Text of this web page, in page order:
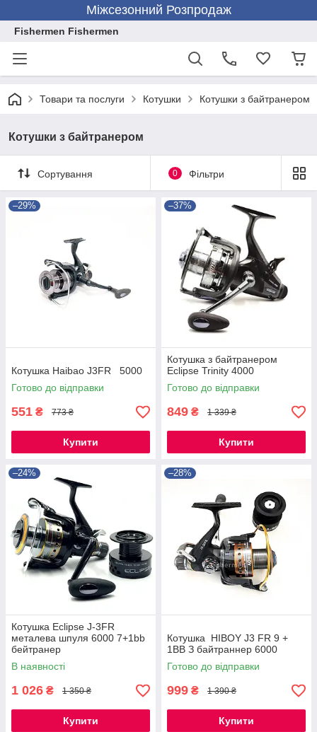
Міжсезонний Розпродаж
Fishermen Fishermen
Товари та послуги Котушки Котушки з байтранером
Котушки з байтранером
Сортування 0 Фільтри
–29%
Котушка Haibao J3FR 5000
Готово до відправки
551 ₴ 773 ₴
Купити
–37%
Котушка з байтранером
Eclipse Trinity 4000
Готово до відправки
849 ₴ 1 339 ₴
Купити
–24%
Котушка Eclipse J-3FR
металева шпуля 6000 7+1bb
бейтранер
В наявності
1 026 ₴ 1 350 ₴
Купити
–28%
Котушка HIBOY J3 FR 9 +
1BB З байтраннер 6000
Готово до відправки
999 ₴ 1 390 ₴
Купити